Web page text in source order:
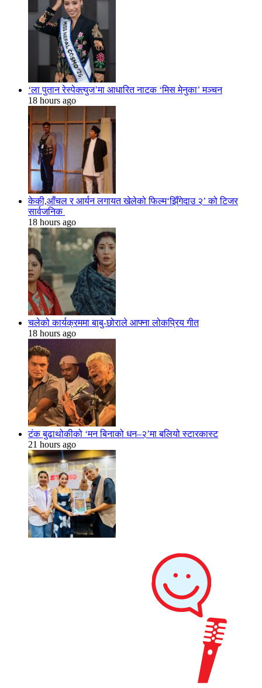
‘ला पुतान रेस्पेक्त्युज’मा आधारित नाटक ‘मिस मेनुका’ मञ्चन
18 hours ago
केकी,आँचल र आर्यन लगायत खेलेको फिल्म‘झिँगेदाउ २’ को टिजर
सार्वजनिक
18 hours ago
चलेको कार्यक्रममा बाबु-छोराले आफ्ना लोकप्रिय गीत
18 hours ago
टंक बुढाथोकीको ‘मन बिनाको धन–२’मा बलियो स्टारकास्ट
21 hours ago